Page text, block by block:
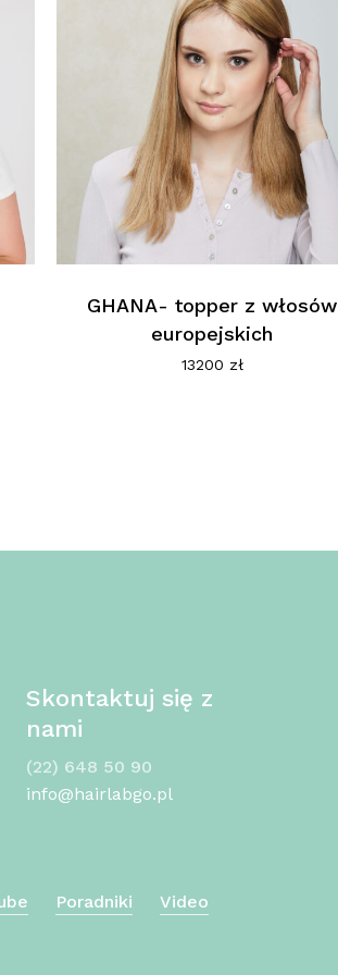
GHANA- topper z włosów
europejskich
13200 zł
Skontaktuj się z
nami
(22) 648 50 90
info@hairlabgo.pl
Poradniki
Video